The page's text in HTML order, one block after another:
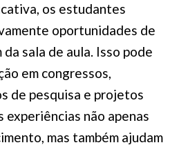
os estudantes
oportunidades de
sala de aula. Isso pode
em congressos,
de pesquisa e projetos
experiências não apenas
mas também ajudam